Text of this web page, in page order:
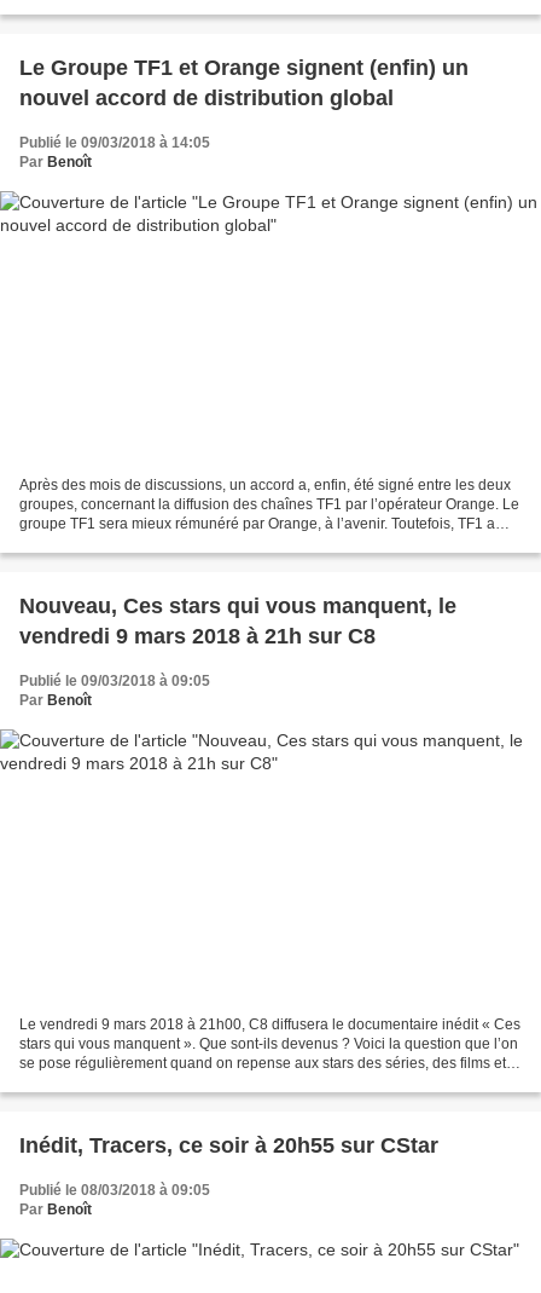
Le Groupe TF1 et Orange signent (enfin) un
nouvel accord de distribution global
Publié le 09/03/2018 à 14:05
Par Benoît
Après des mois de discussions, un accord a, enfin, été signé entre les deux
groupes, concernant la diffusion des chaînes TF1 par l’opérateur Orange. Le
groupe TF1 sera mieux rémunéré par Orange, à l’avenir. Toutefois, TF1 a
Nouveau, Ces stars qui vous manquent, le
vendredi 9 mars 2018 à 21h sur C8
Publié le 09/03/2018 à 09:05
Par Benoît
Le vendredi 9 mars 2018 à 21h00, C8 diffusera le documentaire inédit « Ces
stars qui vous manquent ». Que sont-ils devenus ? Voici la question que l’on
se pose régulièrement quand on repense aux stars des séries, des films et
Inédit, Tracers, ce soir à 20h55 sur CStar
Publié le 08/03/2018 à 09:05
Par Benoît